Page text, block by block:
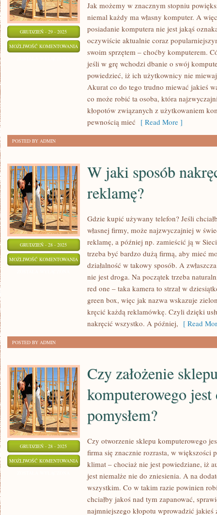
GRUDZIEŃ - 29 - 2025
MOŻLIWOŚĆ KOMENTOWANIA INFORMATYKA,
Jak możemy w znacznym stopniu
niemal każdy ma własny komputer. A
posiadanie komputera nie jest jakąś
oczywiście aktualnie coraz
swoim sprzętem – choćby komputerem.
jeśli w grę wchodzi dbanie o swój
powiedzieć, iż ich użytkownicy nie
Akurat co do tego trudno miewać jakieś
co może robić ta osoba, która
kłopotów związanych z użytkowaniem
pewnością mieć [ Read More ]
POSTED BY ADMIN
GRUDZIEŃ - 28 - 2025
MOŻLIWOŚĆ KOMENTOWANIA
W jaki sposób
reklamę?
Gdzie kupić używany telefon? Jeśli
własnej firmy, może najzwyczajniej w
reklamę, a później np. zamieścić ją w
trzeba być bardzo dużą firmą, aby mieć
działalność w takowy sposób. A
nie jest droga. Na początek trzeba
red one – taka kamera to strzał w
green box, więc jak nazwa wskazuje
kręcić każdą reklamówkę. Czyli dzięki
nakręcić wszystko. A później, [ Read
POSTED BY ADMIN
GRUDZIEŃ - 28 - 2025
MOŻLIWOŚĆ KOMENTOWANIA
ZAŁOŻENIE
KOMPUTEROWEGO
JEST
Czy założenie
komputerowego
pomysłem?
Czy otworzenie sklepu komputerowego
firma się znacznie rozrasta, w większości
klimat – chociaż nie jest powiedziane, iż
jest niemalże nie do zniesienia. A na
wszystkim. Co w takim razie powinien
chciałby jakoś nad tym zapanować,
najmniejszego kłopotu wprowadzić